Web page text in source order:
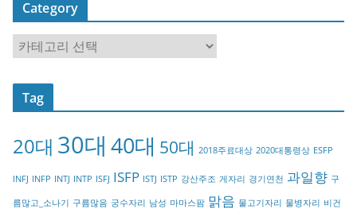
Category
a
t
o
y
Tag
20대 30대 40대 50대 2018주료대상 2020대통령상 ESFP
INFJ INFP INTJ INTP ISFJ ISFP ISTJ ISTP 강산주조 게자리 경기연천 과일향 구
름많고_소나기 구름많음 궁수자리 남성 마마스팜 맑음 물고기자리 물병자리 비건